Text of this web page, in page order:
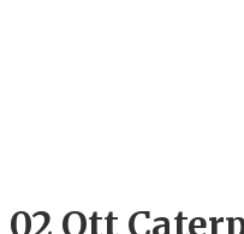
02 Ott